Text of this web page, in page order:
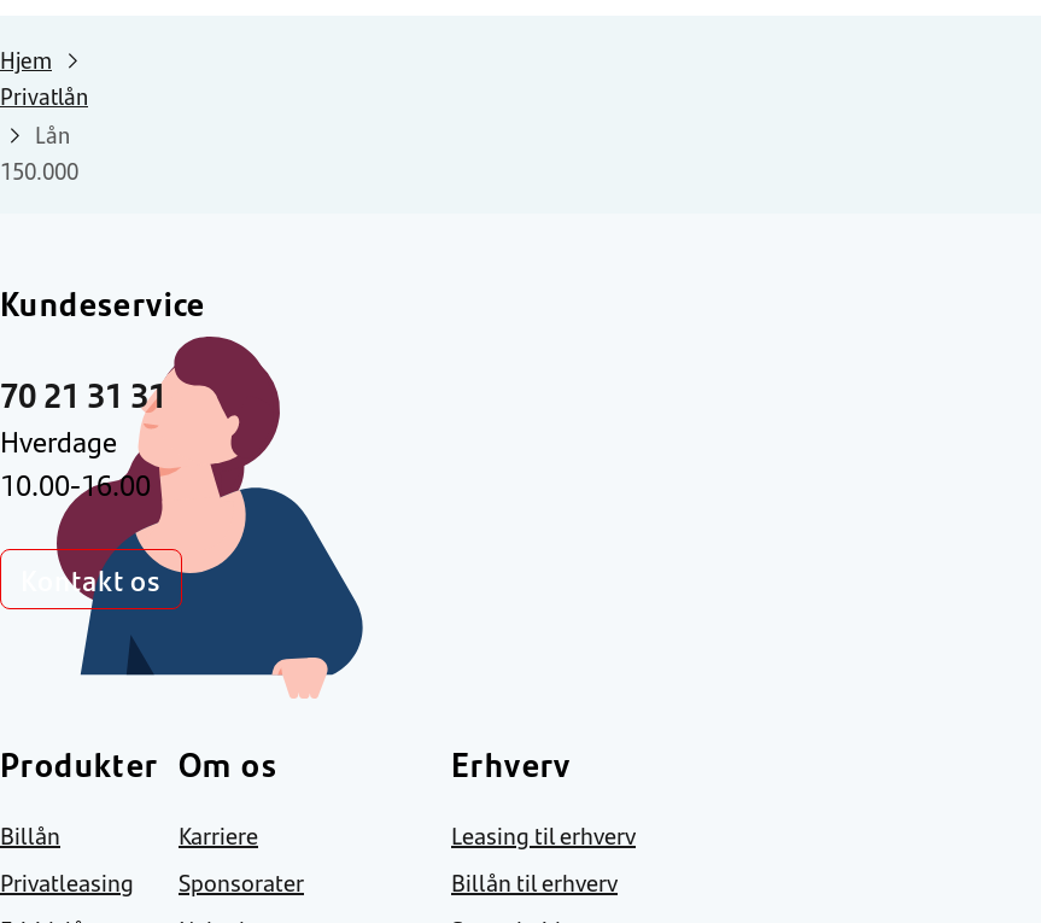
Hjem
Privatlån
Lån
150.000
Kundeservice
70 21 31 31
Hverdage
10.00-16.00
Kontakt os
Produkter
Billån
Privatleasing
Om os
Karriere
Sponsorater
Erhverv
Leasing til erhverv
Billån til erhverv